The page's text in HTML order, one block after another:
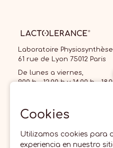
Laboratoire Physiosynthèse
61 rue de Lyon 75012 Paris
De lunes a viernes,
9.00 h - 12.00 h y 14.00 h -
precio de las llamadas
Cookies
Utilizamos cookies para
experiencia en nuestro